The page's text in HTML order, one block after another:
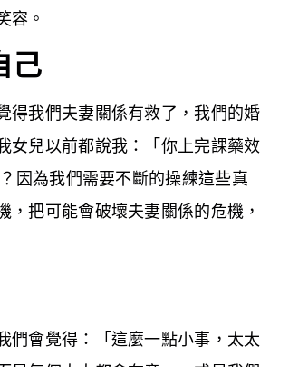
容。
己
得我們夫妻關係有救了，我們的婚
女兒以前都說我：「你上完課藥效
因為我們需要不斷的操練這些真
把可能會破壞夫妻關係的危機，
們會覺得：「這麼一點小事，太太